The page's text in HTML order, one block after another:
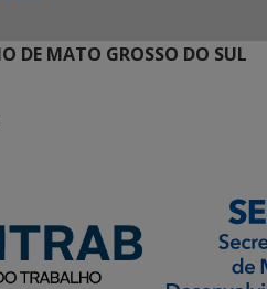
DE MATO GROSSO DO SUL